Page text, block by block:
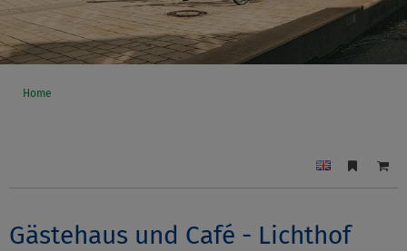
Home
Gästehaus und Café - Lichthof